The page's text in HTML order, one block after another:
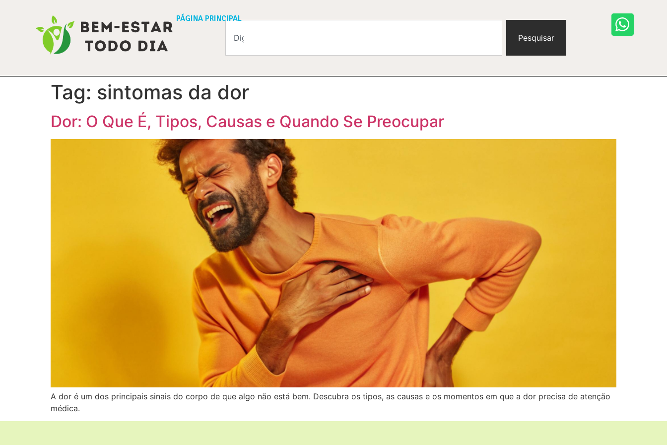
PÁGINA PRINCIPAL
Pesquisar
Tag: sintomas da dor
Dor: O Que É, Tipos, Causas e Quando Se Preocupar
A dor é um dos principais sinais do corpo de que algo não está bem. Descubra os tipos, as causas e os momentos em que a dor precisa de atenção
médica.